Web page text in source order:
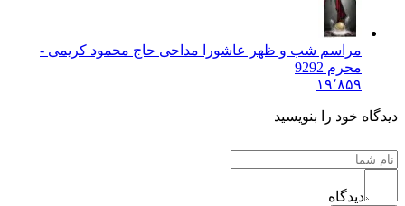
مراسم شب و ظهر عاشورا مداحی حاج محمود کریمی -
محرم 9292
۱۹٬۸۵۹
خود را بنویسید
دیدگاه